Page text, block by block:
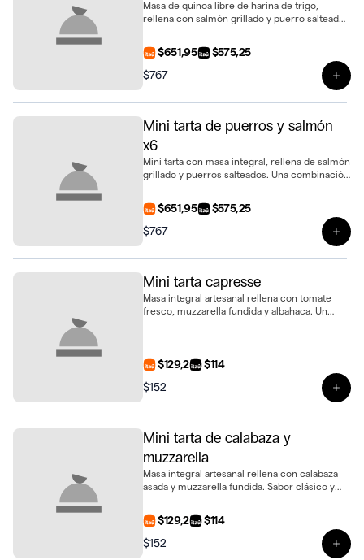
Masa de quinoa libre de harina de trigo,
rellena con salmón grillado y puerro salteado.
mini, presentada en bandeja de 6 unidades
$651,95
$575,25
$767
Mini tarta de puerros y salmón
x6
Mini tarta con masa integral, rellena de salmón
grillado y puerros salteados. Una combinación
bandeja de 6 unidades
$651,95
$575,25
$767
Mini tarta capresse
Masa integral artesanal rellena con tomate
fresco, muzzarella fundida y albahaca. Un
$129,2
$114
$152
Mini tarta de calabaza y
muzzarella
Masa integral artesanal rellena con calabaza
asada y muzzarella fundida. Sabor clásico y
$129,2
$114
$152